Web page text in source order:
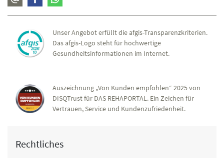
Unser Angebot erfüllt die afgis-Transparenzkriterien.
Das afgis-Logo steht für hochwertige
Gesundheitsinformationen im Internet.
Auszeichnung „Von Kunden empfohlen“ 2025 von
DISQTrust für DAS REHAPORTAL. Ein Zeichen für
Vertrauen, Service und Kundenzufriedenheit.
Rechtliches